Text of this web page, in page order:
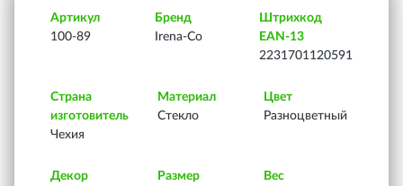
Артикул
100-89
Бренд
Irena-Co
Штрихкод
EAN-13
2231701120591
Страна
изготовитель
Чехия
Материал
Стекло
Цвет
Разноцветный
Декор
Размер
Вес